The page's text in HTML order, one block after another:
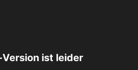
ist leider